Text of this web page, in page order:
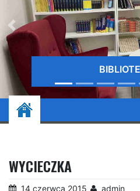
WYCIECZKA
14 czerwca 2015 admin